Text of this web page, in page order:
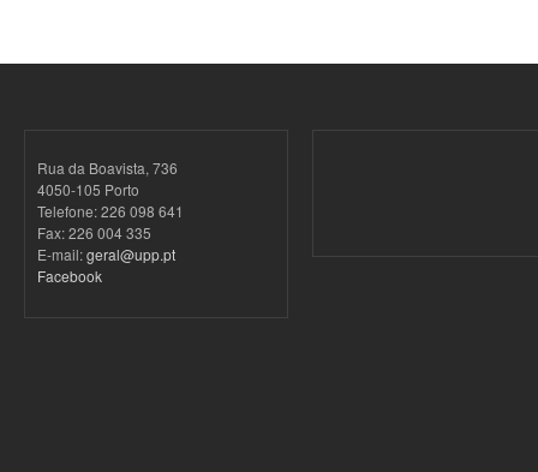
Rua da Boavista, 736
4050-105 Porto
Telefone: 226 098 641
Fax: 226 004 335
E-mail:geral@upp.pt
Facebook